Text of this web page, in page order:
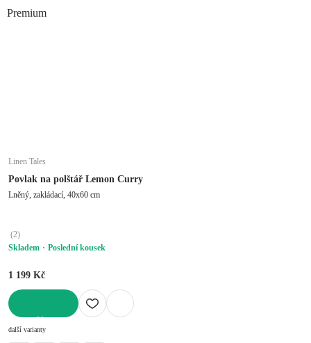
Premium
Linen Tales
Povlak na polštář Lemon Curry
Lněný, zakládací, 40x60 cm
(2)
Skladem
Poslední kousek
1 199 Kč
další varianty